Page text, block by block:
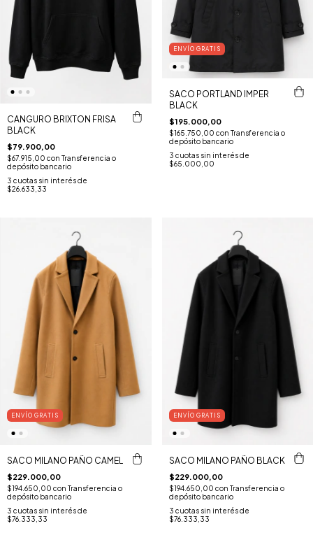
CANGURO BRIXTON FRISA
BLACK
$79.900,00
$67.915,00 con Transferencia o
depósito bancario
3 cuotas sin interés de
$26.633,33
ENVÍO GRATIS
SACO PORTLAND IMPER
BLACK
$195.000,00
$165.750,00 con Transferencia o
depósito bancario
3 cuotas sin interés de
$65.000,00
ENVÍO GRATIS
SACO MILANO PAÑO CAMEL
$229.000,00
$194.650,00 con Transferencia o
depósito bancario
3 cuotas sin interés de
$76.333,33
ENVÍO GRATIS
SACO MILANO PAÑO BLACK
$229.000,00
$194.650,00 con Transferencia o
depósito bancario
3 cuotas sin interés de
$76.333,33